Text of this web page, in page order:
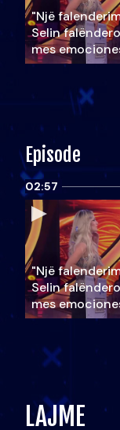
"Një
Selin
mes
Episode
02:57
"Një
Selin
mes
LAJME